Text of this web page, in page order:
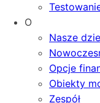
O
Nasze
Opcje
Obiekty
Zespół